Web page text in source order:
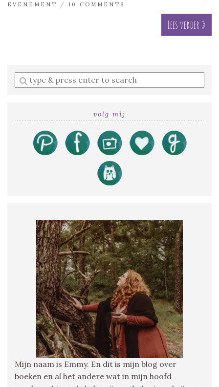
EVENEMENT
/ 10 COMMENTS
Lees verder »
Enter
a
volg mij
Mijn naam is Emmy. En dit is mijn blog over
boeken en al het andere wat in mijn hoofd